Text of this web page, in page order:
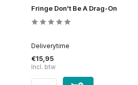
Fringe Don't Be A Drag-On
Deliverytime
€15,95
Incl. btw